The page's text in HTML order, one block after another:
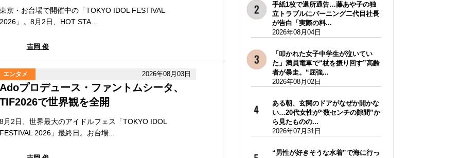
京・お台場で開催中の「TOKYO IDOL FESTIVAL
」。8月2日、HOT STA...
吉岡 俊
エンタメ 2026年08月03日
プロデュース・ファントムシータ、
で世界観を全開
月2日、世界最大のアイドルフェス「TOKYO IDOL
2026」最終日。お台場...
手紙1枚で退所通告…藤あや子の独
立トラブルにバーニング二代目社長
が告白「実際の料...
2026年08月04日
「叩かれた女子中学生が泣いてい
た」満員電車で“杖を振り回す”高齢
者が暴走。“屈強...
2026年08月02日
ある朝、玄関のドアがなぜか開かな
い…20代女性が“数センチの隙間”か
ら見たものの...
2026年07月31日
“男性が好きそうな水着”で海に行っ